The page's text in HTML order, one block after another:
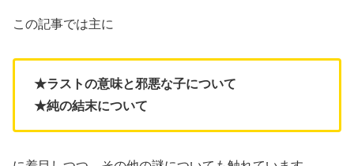
この記事では主に
★ラストの意味と邪悪な子について
★純の結末について